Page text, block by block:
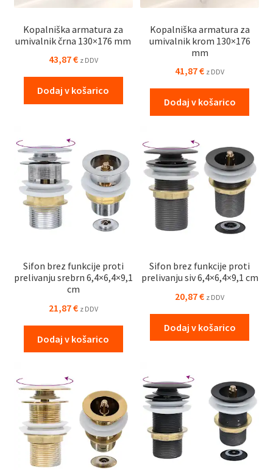
Kopalniška armatura za
umivalnik črna 130×176 mm
43,87€ z DDV
Dodaj v košarico
Kopalniška armatura za
umivalnik krom 130×176
mm
41,87€ z DDV
Dodaj v košarico
Sifon brez funkcije proti
prelivanju srebrn 6,4×6,4×9,1
cm
21,87€ z DDV
Dodaj v košarico
Sifon brez funkcije proti
prelivanju siv 6,4×6,4×9,1 cm
20,87€ z DDV
Dodaj v košarico